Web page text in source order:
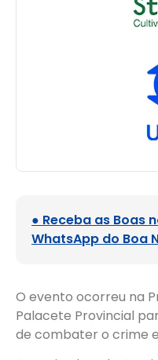
● Receba as Boas
WhatsApp do Boa
O evento ocorreu na
Palacete Provincial
de combater o crime